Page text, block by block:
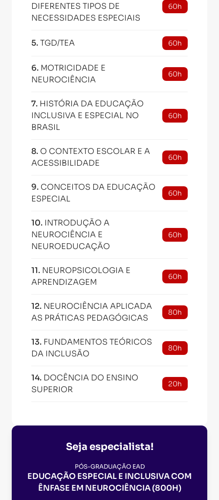
DIFERENTES TIPOS DE
NECESSIDADES ESPECIAIS
60h
5.TGD/TEA 60h
6. MOTRICIDADE E
NEUROCIÊNCIA
60h
7. HISTÓRIA DA EDUCAÇÃO
INCLUSIVA E ESPECIAL NO
BRASIL
60h
8. O CONTEXTO ESCOLAR E A
ACESSIBILIDADE
60h
9. CONCEITOS DA EDUCAÇÃO
ESPECIAL
60h
10. INTRODUÇÃO A
NEUROCIÊNCIA E
NEUROEDUCAÇÃO
60h
11. NEUROPSICOLOGIA E
APRENDIZAGEM
60h
12. NEUROCIÊNCIA APLICADA
AS PRÁTICAS PEDAGÓGICAS
80h
13. FUNDAMENTOS TEÓRICOS
DA INCLUSÃO
80h
14. DOCÊNCIA DO ENSINO
SUPERIOR
20h
Seja especialista!
PÓS-GRADUAÇÃO EAD
EDUCAÇÃO ESPECIAL E INCLUSIVA COM
ÊNFASE EM NEUROCIÊNCIA (800H)